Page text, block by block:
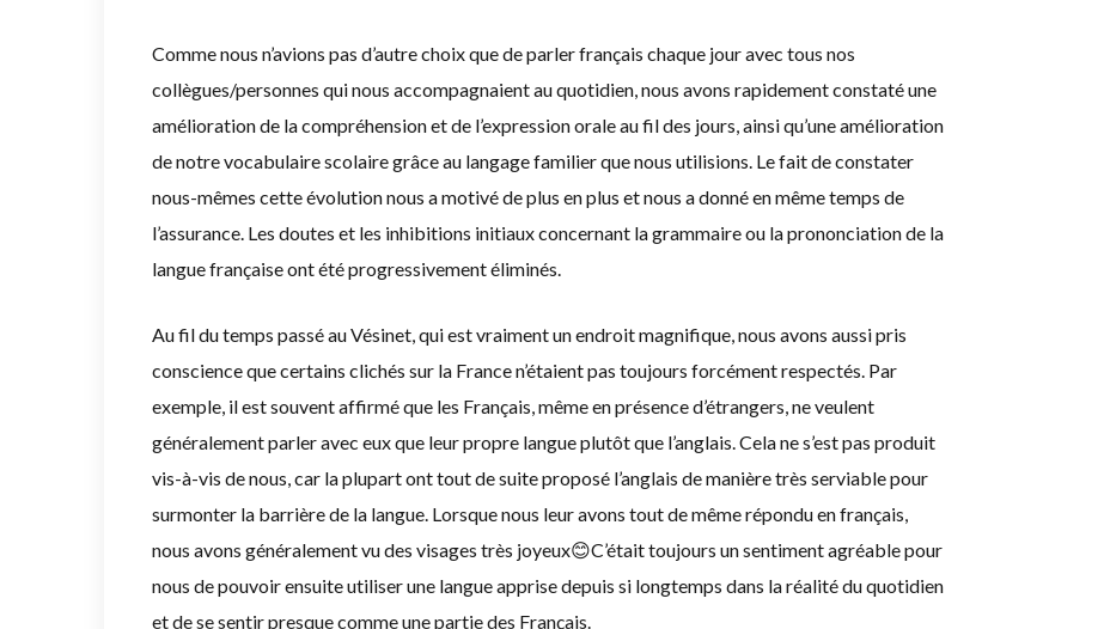
Comme nous n’avions pas d’autre choix que de parler français chaque jour avec tous nos
collègues/personnes qui nous accompagnaient au quotidien, nous avons rapidement constaté une
amélioration de la compréhension et de l’expression orale au fil des jours, ainsi qu’une amélioration
de notre vocabulaire scolaire grâce au langage familier que nous utilisions. Le fait de constater
nous-mêmes cette évolution nous a motivé de plus en plus et nous a donné en même temps de
l’assurance. Les doutes et les inhibitions initiaux concernant la grammaire ou la prononciation de la
langue française ont été progressivement éliminés.
Au fil du temps passé au Vésinet, qui est vraiment un endroit magnifique, nous avons aussi pris
conscience que certains clichés sur la France n’étaient pas toujours forcément respectés. Par
exemple, il est souvent affirmé que les Français, même en présence d’étrangers, ne veulent
généralement parler avec eux que leur propre langue plutôt que l’anglais. Cela ne s’est pas produit
vis-à-vis de nous, car la plupart ont tout de suite proposé l’anglais de manière très serviable pour
surmonter la barrière de la langue. Lorsque nous leur avons tout de même répondu en français,
nous avons généralement vu des visages très joyeux😊C’était toujours un sentiment agréable pour
nous de pouvoir ensuite utiliser une langue apprise depuis si longtemps dans la réalité du quotidien
et de se sentir presque comme une partie des Français.